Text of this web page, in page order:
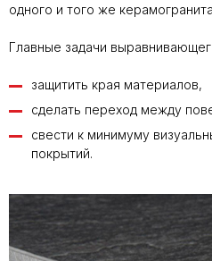
одного и того же
Главные задачи
защитить края материалов,
сделать переход между
свести к минимуму
покрытий.